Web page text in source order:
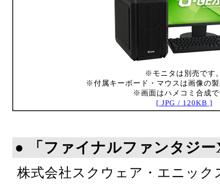
※モニタは別売です
※付属キーボード・マウスは画像の
※画面はハメコミ合成
[ JPG / 120KB ]
● 「ファイナルファンタジ
株式会社スクウェア・エニッ